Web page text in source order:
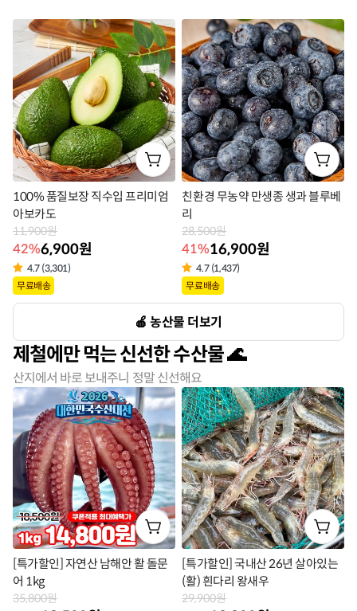
벨
라
벨
100% 품질보장 직수입 프리미엄
아보카도
11,900원
42%6,900원
4.7 (3,301)
상
품
라
벨
무료배송
친환경 무농약 만생종 생과 블루베
리
28,500원
41%16,900원
4.7 (1,437)
상
품
라
벨
무료배송
농산물 더보기
제철에만 먹는 신선한 수산물
산지에서 바로 보내주니 정말 신선해요
[특가할인] 자연산 남해안 활 돌문
어 1kg
35,800원
[특가할인] 국내산 26년 살아있는
(활) 흰다리 왕새우
29,900원